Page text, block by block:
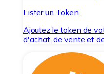
Lister un Token
Ajoutez le token de
d'achat, de vente et